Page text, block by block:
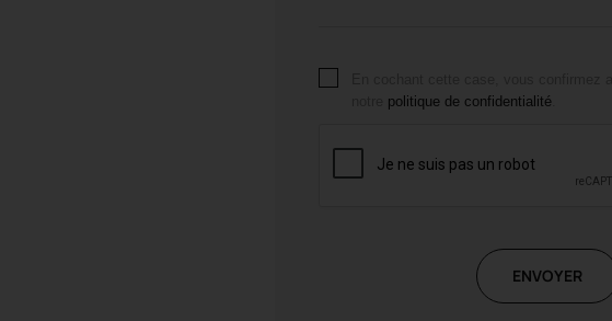
politique de confidentialité.
ENVOYER